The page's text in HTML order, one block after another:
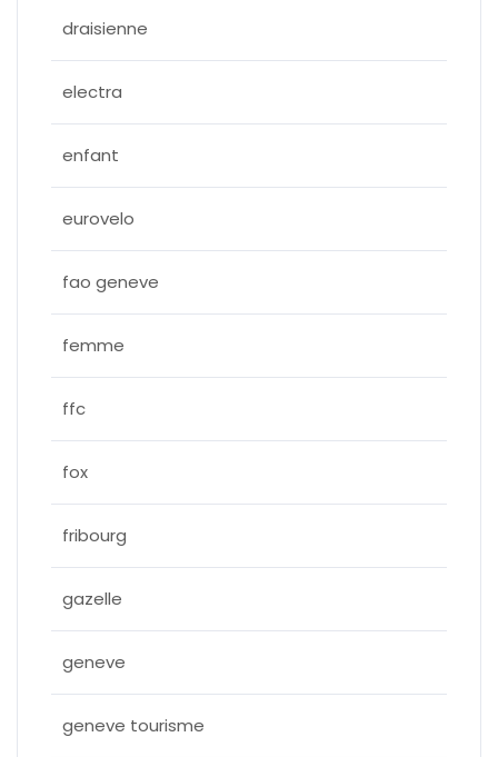
draisienne
electra
enfant
eurovelo
fao geneve
femme
ffc
fox
fribourg
gazelle
geneve
geneve tourisme